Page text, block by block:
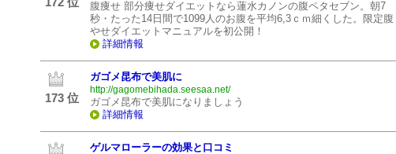
腹痩せ 部分痩せダイエットなら蓮水カノンの腹ペタセブン。朝7
秒・たった14日間で1099人のお腹を平均6,3ｃｍ細くした。限定腹
やせダイエットマニュアルを初公開！
詳細情報
173 位
ガゴメ昆布で美肌に
http://gagomebihada.seesaa.net/
ガゴメ昆布で美肌になりましょう
詳細情報
ゲルマローラーの効果と口コミ